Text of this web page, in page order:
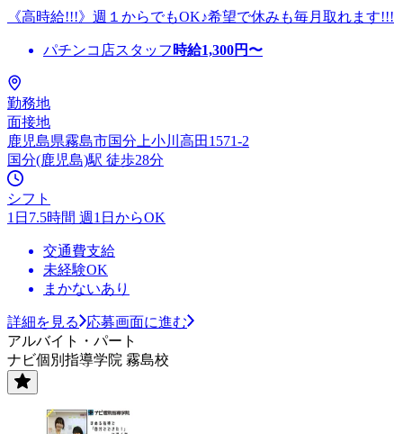
《高時給!!!》週１からでもOK♪希望で休みも毎月取れます!!!
パチンコ店スタッフ 時給1,300円〜
勤務地
面接地
鹿児島県霧島市国分上小川高田1571-2
国分(鹿児島)駅 徒歩28分
シフト
1日7.5時間 週1日からOK
交通費支給
未経験OK
まかないあり
詳細を見る
応募画面に進む
アルバイト・パート
ナビ個別指導学院 霧島校